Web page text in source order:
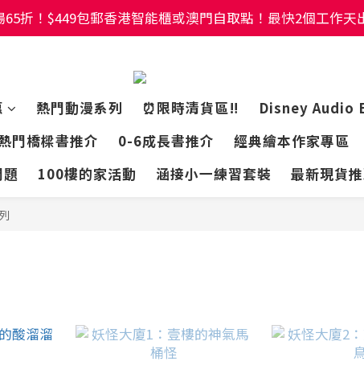
折！$449包郵香港智能櫃或澳門自取點！最快2個工作天
折！$449包郵香港智能櫃或澳門自取點！最快2個工作天
65折！$449包郵香港智能櫃或澳門自取點！最快2個工作天
熱門動漫系列 ⏰限時清貨區‼️ Disney Audio
門橋樑書推介 0-6成長書推介 經典繪本作家專區
100樓的家活動 涵接小一練習套裝 最新現貨